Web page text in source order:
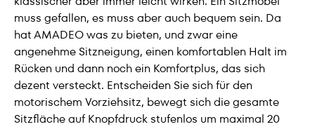
muss gefallen, es muss aber auch bequem sein. Da
hat AMADEO was zu bieten, und zwar eine
angenehme Sitzneigung, einen komfortablen Halt im
Rücken und dann noch ein Komfortplus, das sich
dezent versteckt. Entscheiden Sie sich für den
motorischem Vorziehsitz, bewegt sich die gesamte
Sitzfläche auf Knopfdruck stufenlos um maximal 20